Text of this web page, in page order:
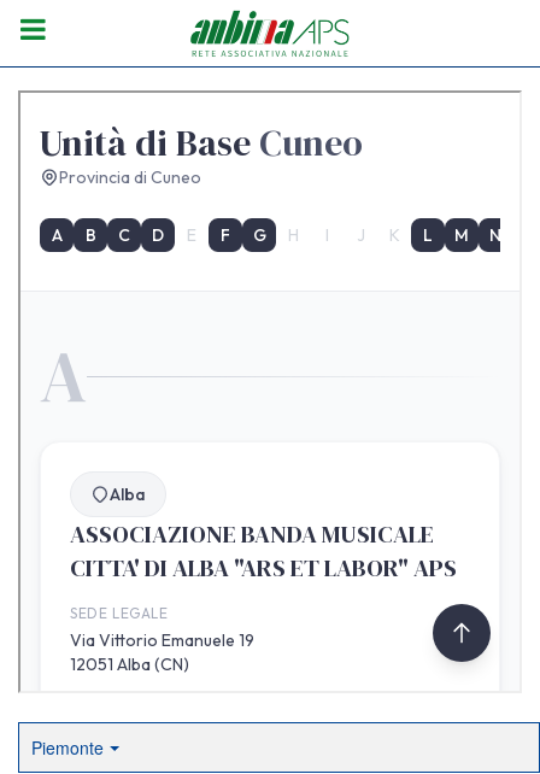
Piemonte